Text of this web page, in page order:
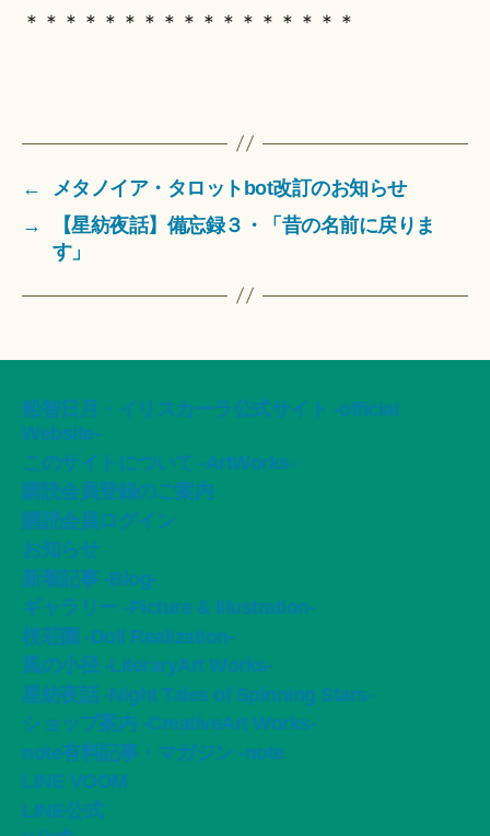
＊＊＊＊＊＊＊＊＊＊＊＊＊＊＊＊＊
←
メタノイア・タロットbot改訂のお知らせ
→
【星紡夜話】備忘録３・「昔の名前に戻りま
す」
船智日月・イリスカーラ公式サイト -official
Website-
このサイトについて -ArtWorks-
購読会員登録のご案内
購読会員ログイン
お知らせ
新着記事 -Blog-
ギャラリー -Picture & Illustration-
桜荘園 -Doll Realization-
風の小径 -LiteraryArt Works-
星紡夜話 -Night Tales of Spinning Stars-
ショップ案内 -CreativeArt Works-
note有料記事・マガジン -note
LINE VOOM
LINE公式